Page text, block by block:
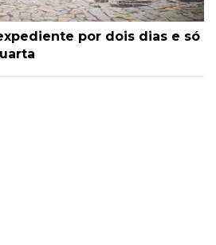
por dois dias e só